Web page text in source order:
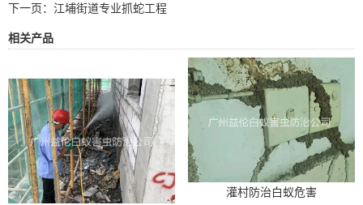
下一页： 江埔街道专业抓蛇工程
相关产品
灌村防治白蚁危害